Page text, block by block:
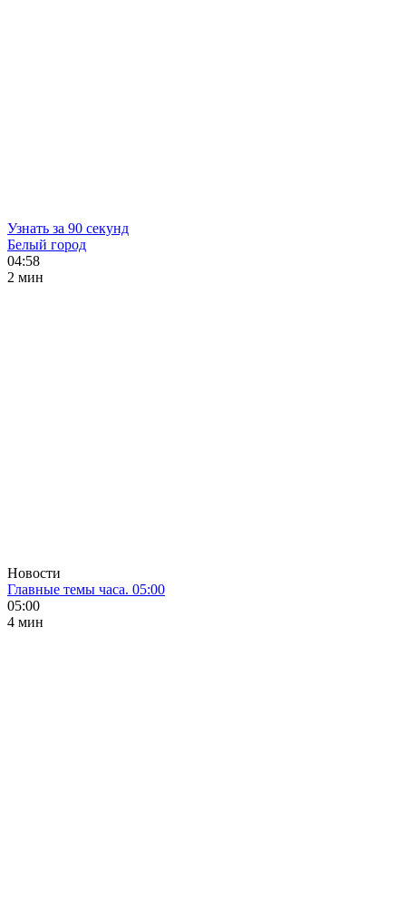
Узнать за 90 секунд
Белый город
04:58
2 мин
Новости
Главные темы часа. 05:00
05:00
4 мин